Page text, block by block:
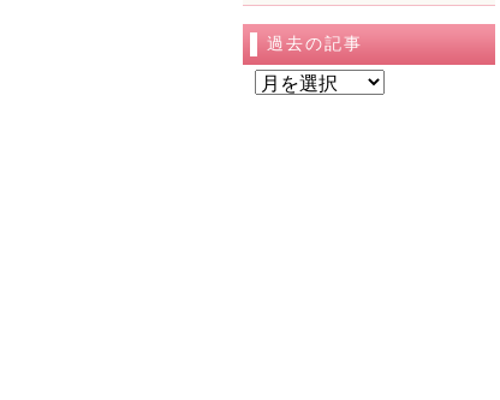
過去の記事